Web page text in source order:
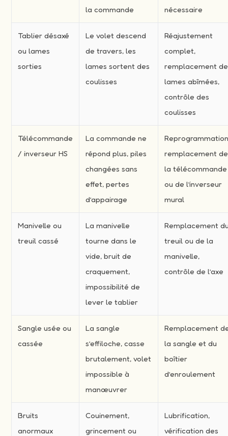
la commande
nécessaire
Tablier désaxé
ou lames
sorties
Le volet descend
de travers, les
lames sortent des
coulisses
Réajustement
complet,
remplacement de
lames abîmées,
contrôle des
coulisses
Télécommande
/ inverseur HS
La commande ne
répond plus, piles
changées sans
effet, pertes
d’appairage
remplacement de
la télécommande
ou de l’inverseur
mural
Manivelle ou
treuil cassé
La manivelle
tourne dans le
vide, bruit de
craquement,
impossibilité de
lever le tablier
Remplacement
treuil ou de la
manivelle,
contrôle de l’axe
Sangle usée ou
cassée
La sangle
s’effiloche, casse
brutalement, volet
impossible à
manœuvrer
Remplacement
la sangle et du
boîtier
d’enroulement
Bruits
anormaux
Couinement,
grincement ou
Lubrification,
vérification des